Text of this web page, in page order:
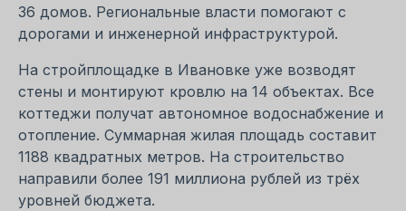
36 домов. Региональные власти помогают с
дорогами и инженерной инфраструктурой.
На стройплощадке в Ивановке уже возводят
стены и монтируют кровлю на 14 объектах. Все
коттеджи получат автономное водоснабжение и
отопление. Суммарная жилая площадь составит
1188 квадратных метров. На строительство
направили более 191 миллиона рублей из трёх
уровней бюджета.